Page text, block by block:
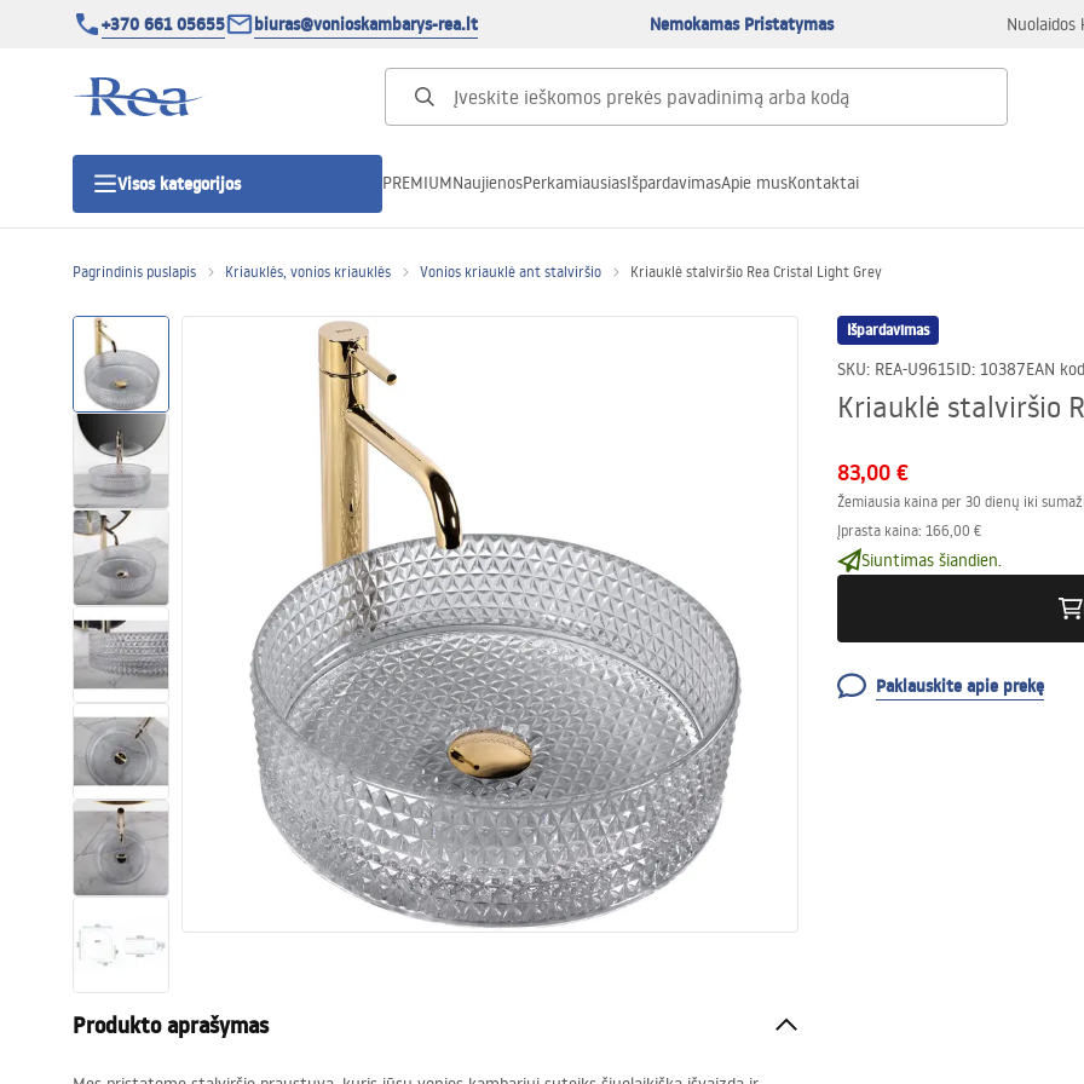
+370 661 05655 biuras@vonioskambarys-rea.lt Nemokamas Pristatymas Nuolaidos
Visos kategorijos
Dušo durys
Vonios dušo padėklai
Linijiniai dušo kanalai
Tualetai
Praustuvas
Vonios ir ekranai
Vonios maišytuvai
Vonios dušai
PREMIUMNaujienosPerkamiausiasIšpardavimasApie musKontaktai
Pagrindinis puslapis Kriauklės, vonios kriauklės Vonios kriauklė ant stalviršio Kriauklė stalviršio Rea Cristal Light Grey
Išpardavimas
SKU: REA-U9615ID: 10387EAN
Kriauklė stalviršio
83,00 €
Žemiausia kaina per 30 dienų iki
Įprasta kaina: 166,00 €
Siuntimas šiandien.
Paklauskite apie prekę
Produkto aprašymas